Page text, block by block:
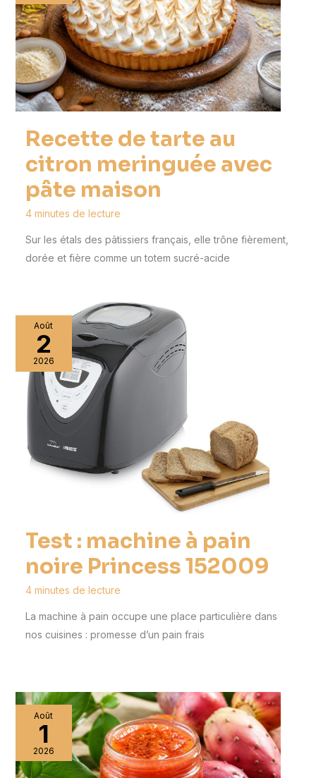
Recette de tarte au
citron meringuée avec
pâte maison
4 minutes de lecture
Sur les étals des pâtissiers français, elle trône fièrement,
dorée et fière comme un totem sucré-acide
Août
2
2026
Test : machine à pain
noire Princess 152009
4 minutes de lecture
La machine à pain occupe une place particulière dans
nos cuisines : promesse d’un pain frais
Août
1
2026